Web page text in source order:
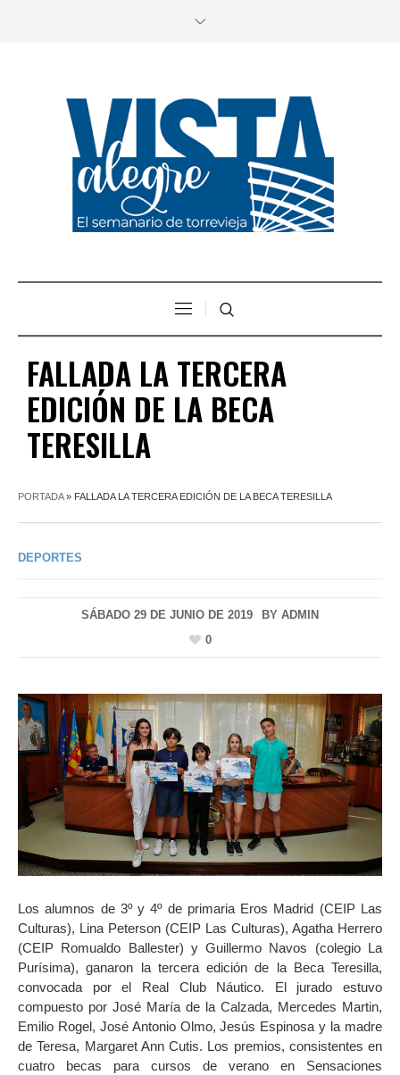
FALLADA LA TERCERA
EDICIÓN DE LA BECA
TERESILLA
PORTADA» FALLADA LA TERCERA EDICIÓN DE LA BECA TERESILLA
DEPORTES
SÁBADO 29 DE JUNIO DE 2019 BY ADMIN
0
Los alumnos de 3º y 4º de primaria Eros Madrid (CEIP Las
Culturas), Lina Peterson (CEIP Las Culturas), Agatha Herrero
(CEIP Romualdo Ballester) y Guillermo Navos (colegio La
Purísima), ganaron la tercera edición de la Beca Teresilla,
convocada por el Real Club Náutico. El jurado estuvo
compuesto por José María de la Calzada, Mercedes Martin,
Emilio Rogel, José Antonio Olmo, Jesús Espinosa y la madre
de Teresa, Margaret Ann Cutis. Los premios, consistentes en
cuatro becas para cursos de verano en Sensaciones